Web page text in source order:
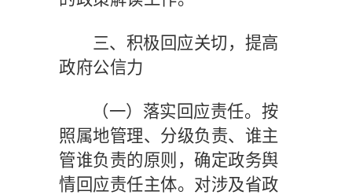
三、积极回应关切，提高
政府公信力
（一）落实回应责任。 按
照属地管理、分级负责、谁主
管谁负责的原则，确定政务舆
情回应责任主体。对涉及省政